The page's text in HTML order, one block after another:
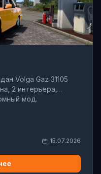
Volga Gaz 31105
2 интерьера,
мод.
15.07.2026